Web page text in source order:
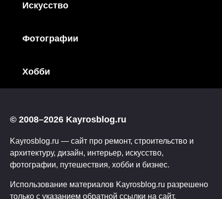
Искусство
Фотографии
Хобби
© 2008–2026 Kayrosblog.ru
Kayrosblog.ru — сайт про ремонт, строительство и
архитектуру, дизайн, интерьер, искусство,
фотографии, путешествия, хобби и бизнес.
Использование материалов Kayrosblog.ru разрешено
только с указанием обратной ссылки на сайт.